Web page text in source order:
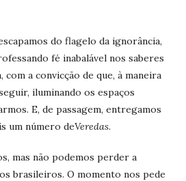
do flagelo da ignorância,
fé inabalável nos saberes
com a convicção de que, à maneira
iluminando os espaços
E, de passagem, entregamos
um número deVeredas.
mas não podemos perder a
brasileiros. O momento nos pede